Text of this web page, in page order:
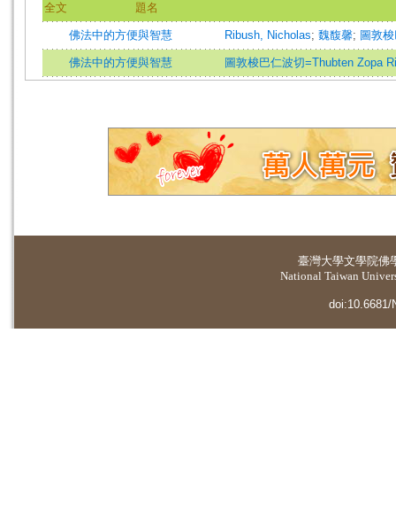
全文 題名
佛法中的方便與智慧 Ribush, Nicholas; 魏馥馨; 圖敦
佛法中的方便與智慧 圖敦梭巴仁波切=Thubten Zopa
臺灣大學文學院佛
National Taiwan
doi:10.6681/